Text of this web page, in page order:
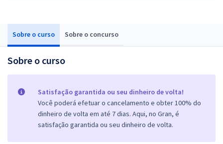
Sobre o curso Sobre o concurso
Sobre o curso
Satisfação garantida ou seu dinheiro de volta!
Você poderá efetuar o cancelamento e obter 100% do
dinheiro de volta em até 7 dias. Aqui, no Gran, é
satisfação garantida ou seu dinheiro de volta.